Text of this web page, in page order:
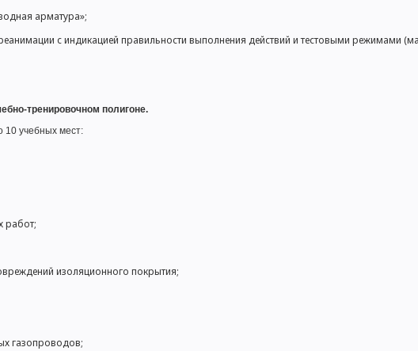
арматура»;
с индикацией правильности выполнения действий и тестовыми режимами
тренировочном полигоне.
10 учебных мест:
работ;
изоляционного покрытия;
газопроводов;